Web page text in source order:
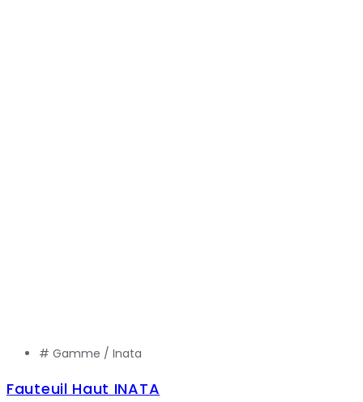
# Gamme / Inata
Fauteuil Haut INATA